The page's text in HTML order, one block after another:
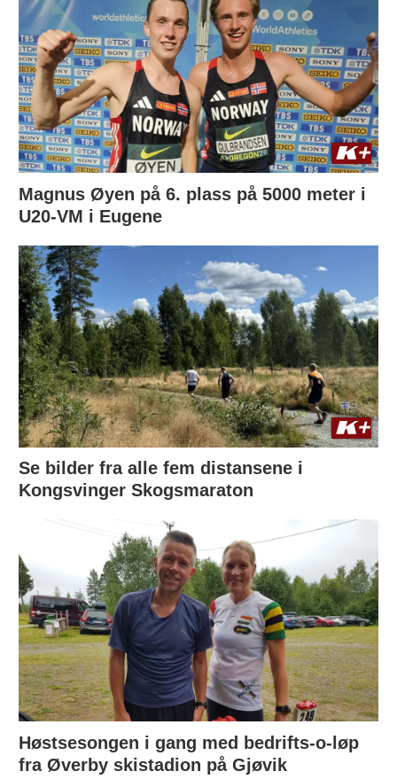
Magnus Øyen på 6. plass på 5000 meter i
U20-VM i Eugene
Se bilder fra alle fem distansene i
Kongsvinger Skogsmaraton
Høstsesongen i gang med bedrifts-o-løp
fra Øverby skistadion på Gjøvik